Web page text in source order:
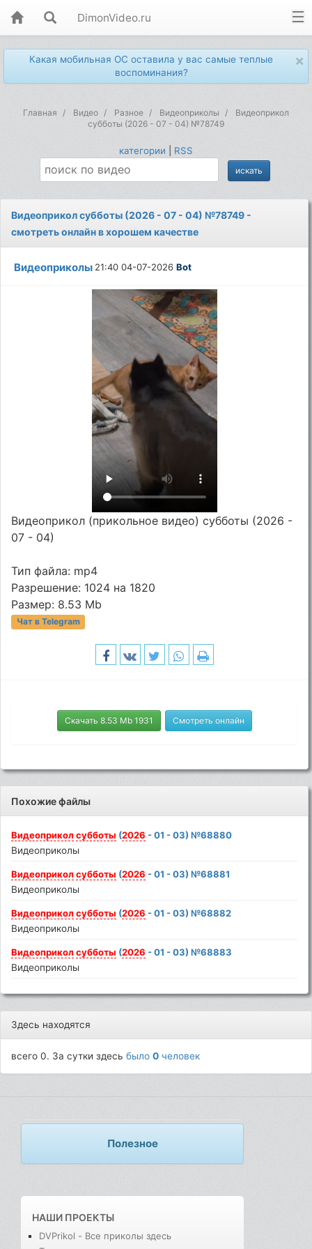
DimonVideo.ru
×
Какая мобильная ОС оставила у вас самые теплые
воспоминания?
Главная Видео Разное Видеоприколы
Видеоприкол
субботы (2026 - 07 - 04) №78749
категории RSS
Видеоприкол субботы (2026 - 07 - 04) №78749 -
смотреть онлайн в хорошем качестве
Видеоприколы 21:40 04-07-2026Bot
Видеоприкол (прикольное видео) субботы (2026 -
07 - 04)
Тип файла: mp4
Разрешение: 1024 на 1820
Размер: 8.53 Mb
Чат в Telegram
Скачать 8.53 Mb 1931 Смотреть онлайн
Похожие файлы
Видеоприкол субботы (2026 - 01 - 03) №68880
Видеоприколы
Видеоприкол субботы (2026 - 01 - 03) №68881
Видеоприколы
Видеоприкол субботы (2026 - 01 - 03) №68882
Видеоприколы
Видеоприкол субботы (2026 - 01 - 03) №68883
Видеоприколы
Здесь находятся
всего 0. За сутки здесьбыло0 человек
Полезное
НАШИ ПРОЕКТЫ
DVPrikol - Все приколы здесь